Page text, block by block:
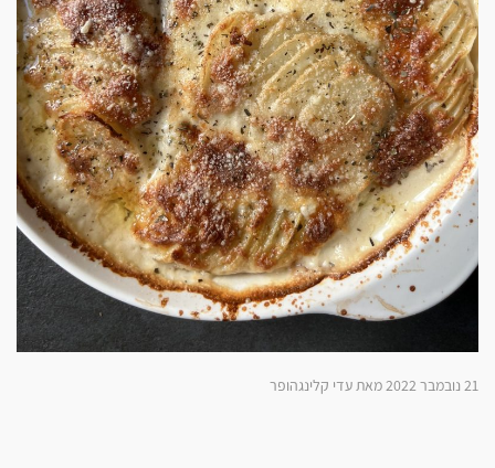
21 נובמבר 2022 מאת עדי קלינגהופר